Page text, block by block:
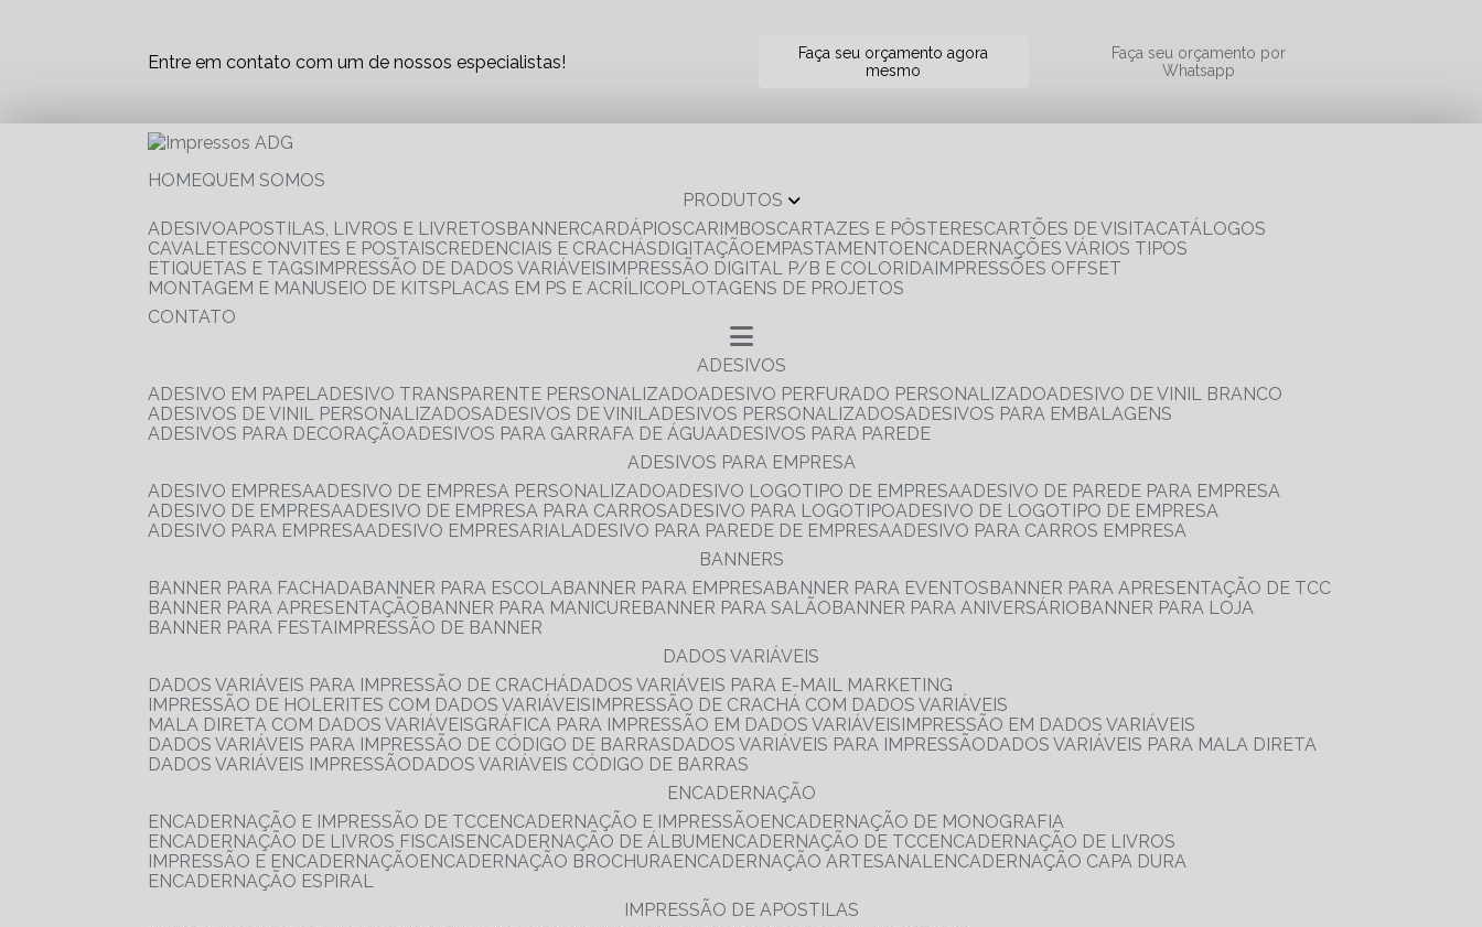
Entre em contato com um de nossos especialistas!
Faça seu orçamento agora
mesmo
Faça seu orçamento por
Whatsapp
HOME
QUEM SOMOS
PRODUTOS
ADESIVO
APOSTILAS, LIVROS E LIVRETOS BANNER CARDÁPIOS CARIMBOS CARTAZES E PÔSTERES CARTÕES DE VISITA
CATÁLOGOS
CAVALETES
CONVITES E POSTAIS CREDENCIAIS E CRACHÁS DIGITAÇÃO EMPASTAMENTO
ENCADERNAÇÕES VÁRIOS TIPOS
ETIQUETAS E TAGS IMPRESSÃO DE DADOS VARIÁVEIS IMPRESSÃO DIGITAL P/B E COLORIDA IMPRESSÕES OFFSET
MONTAGEM E MANUSEIO DE KITS
PLACAS EM PS E ACRÍLICO
PLOTAGENS DE PROJETOS
CONTATO
ADESIVOS
ADESIVO EM PAPEL
ADESIVO TRANSPARENTE PERSONALIZADO ADESIVO PERFURADO PERSONALIZADO
ADESIVO DE VINIL BRANCO
ADESIVOS DE VINIL PERSONALIZADOS
ADESIVOS DE VINIL ADESIVOS PERSONALIZADOS
ADESIVOS PARA EMBALAGENS
ADESIVOS PARA DECORAÇÃO
ADESIVOS PARA GARRAFA DE ÁGUA
ADESIVOS PARA PAREDE
ADESIVOS PARA EMPRESA
ADESIVO EMPRESA
ADESIVO DE EMPRESA PERSONALIZADO ADESIVO LOGOTIPO DE EMPRESA
ADESIVO DE PAREDE PARA EMPRESA
ADESIVO DE EMPRESA
ADESIVO DE EMPRESA PARA CARROS ADESIVO PARA LOGOTIPO
ADESIVO DE LOGOTIPO DE EMPRESA
ADESIVO PARA EMPRESA
ADESIVO EMPRESARIAL ADESIVO PARA PAREDE DE EMPRESA
ADESIVO PARA CARROS EMPRESA
BANNERS
BANNER PARA FACHADA
BANNER PARA ESCOLA BANNER PARA EMPRESA BANNER PARA EVENTOS
BANNER PARA APRESENTAÇÃO DE TCC
BANNER PARA APRESENTAÇÃO
BANNER PARA MANICURE BANNER PARA SALÃO BANNER PARA ANIVERSÁRIO
BANNER PARA LOJA
BANNER PARA FESTA IMPRESSÃO DE BANNER
DADOS VARIÁVEIS
DADOS VARIÁVEIS PARA IMPRESSÃO DE CRACHÁ
DADOS VARIÁVEIS PARA E-MAIL MARKETING
IMPRESSÃO DE HOLERITES COM DADOS VARIÁVEIS IMPRESSÃO DE CRACHÁ COM DADOS VARIÁVEIS
MALA DIRETA COM DADOS VARIÁVEIS
GRÁFICA PARA IMPRESSÃO EM DADOS VARIÁVEIS IMPRESSÃO EM DADOS VARIÁVEIS
DADOS VARIÁVEIS PARA IMPRESSÃO DE CÓDIGO DE BARRAS
DADOS VARIÁVEIS PARA IMPRESSÃO
DADOS VARIÁVEIS PARA MALA DIRETA
DADOS VARIÁVEIS IMPRESSÃO
DADOS VARIÁVEIS CÓDIGO DE BARRAS
ENCADERNAÇÃO
ENCADERNAÇÃO E IMPRESSÃO DE TCC
ENCADERNAÇÃO E IMPRESSÃO
ENCADERNAÇÃO DE MONOGRAFIA
ENCADERNAÇÃO DE LIVROS FISCAIS
ENCADERNAÇÃO DE ÁLBUM ENCADERNAÇÃO DE TCC
ENCADERNAÇÃO DE LIVROS
IMPRESSÃO E ENCADERNAÇÃO
ENCADERNAÇÃO BROCHURA ENCADERNAÇÃO ARTESANAL
ENCADERNAÇÃO CAPA DURA
ENCADERNAÇÃO ESPIRAL
IMPRESSÃO DE APOSTILAS